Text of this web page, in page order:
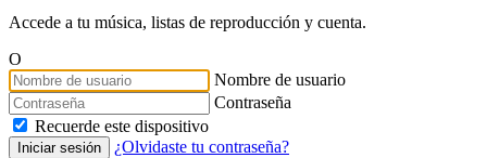
Accede a tu música, listas de reproducción y cuenta.
O
Nombre de usuario
Contraseña
Recuerde este dispositivo
Iniciar sesión
¿Olvidaste tu contraseña?